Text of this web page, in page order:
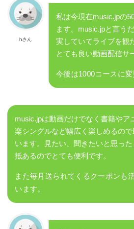
hさん
私は今現在music.jpの
ます。music.jpと言う
実していてライブを観
とても良い動画配信サ
今後は1000コースに変
music.jpは動画だけでなく書籍やア
楽シングルなど幅広く楽しめるので
います。見たい、聞きたいと思っ
抵あるのでとても便利です。
また毎月送られてくるクーポンも
います。